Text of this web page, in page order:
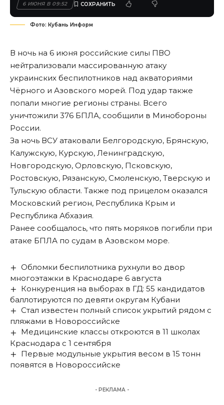
6 ИЮНЯ В 09:52
Фото: Кубань Информ
В ночь на 6 июня российские силы ПВО
нейтрализовали массированную атаку
украинских беспилотников над акваториями
Чёрного и Азовского морей. Под удар также
попали многие регионы страны. Всего
уничтожили 376 БПЛА, сообщили в Минобороны
России.
За ночь ВСУ атаковали Белгородскую, Брянскую,
Калужскую, Курскую, Ленинградскую,
Новгородскую, Орловскую, Псковскую,
Ростовскую, Рязанскую, Смоленскую, Тверскую и
Тульскую области. Также под прицелом оказался
Московский регион, Республика Крым и
Республика Абхазия.
Ранее сообщалось, что пять моряков погибли при
атаке БПЛА по судам в Азовском море.
Обломки беспилотника рухнули во двор
многоэтажки в Краснодаре 6 августа
Конкуренция на выборах в ГД: 55 кандидатов
баллотируются по девяти округам Кубани
Стал известен полный список укрытий рядом с
пляжами в Новороссийске
Медицинские классы откроются в 11 школах
Краснодара с 1 сентября
Первые модульные укрытия весом в 15 тонн
появятся в Новороссийске
- РЕКЛАМА -